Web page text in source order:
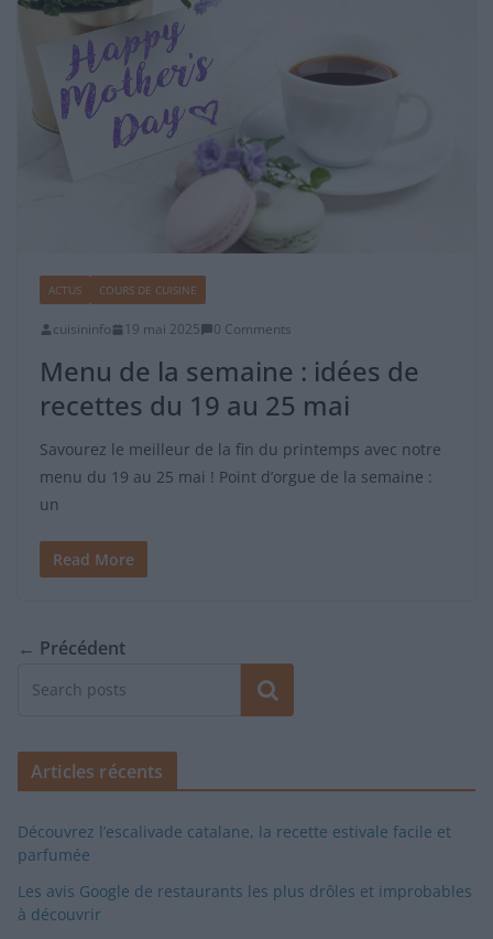
ACTUS COURS DE CUISINE
cuisininfo 19 mai 2025 0 Comments
Menu de la semaine : idées de
recettes du 19 au 25 mai
Savourez le meilleur de la fin du printemps avec notre
menu du 19 au 25 mai ! Point d’orgue de la semaine :
un
Read More
← Précédent
Rechercher
Articles récents
Découvrez l’escalivade catalane, la recette estivale facile et
parfumée
Les avis Google de restaurants les plus drôles et improbables
à découvrir